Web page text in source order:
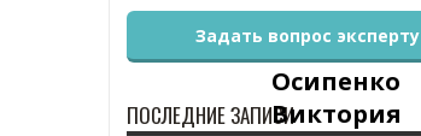
Осипенко
Виктория
Задать вопрос эксперту
ПОСЛЕДНИЕ ЗАПИСИ